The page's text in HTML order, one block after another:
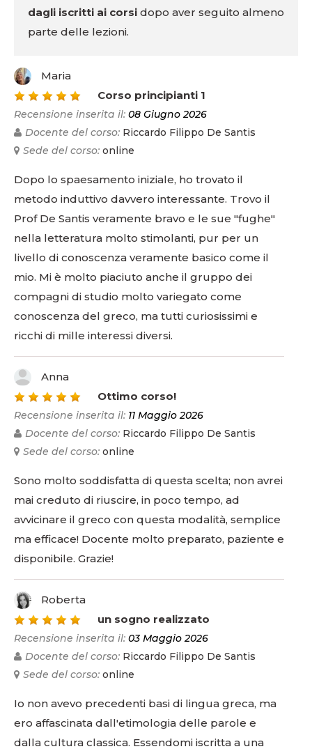
dagli iscritti ai corsi dopo aver seguito almeno
parte delle lezioni.
Maria
5
Corso principianti 1
Recensione inserita il: 08 Giugno 2026
Docente del corso: Riccardo Filippo De Santis
Sede del corso: online
Dopo lo spaesamento iniziale, ho trovato il
metodo induttivo davvero interessante. Trovo il
Prof De Santis veramente bravo e le sue "fughe"
nella letteratura molto stimolanti, pur per un
livello di conoscenza veramente basico come il
mio. Mi è molto piaciuto anche il gruppo dei
compagni di studio molto variegato come
conoscenza del greco, ma tutti curiosissimi e
ricchi di mille interessi diversi.
Anna
5
Ottimo corso!
Recensione inserita il: 11 Maggio 2026
Docente del corso: Riccardo Filippo De Santis
Sede del corso: online
Sono molto soddisfatta di questa scelta; non avrei
mai creduto di riuscire, in poco tempo, ad
avvicinare il greco con questa modalità, semplice
ma efficace! Docente molto preparato, paziente e
disponibile. Grazie!
Roberta
5
un sogno realizzato
Recensione inserita il: 03 Maggio 2026
Docente del corso: Riccardo Filippo De Santis
Sede del corso: online
Io non avevo precedenti basi di lingua greca, ma
ero affascinata dall'etimologia delle parole e
dalla cultura classica. Essendomi iscritta a una